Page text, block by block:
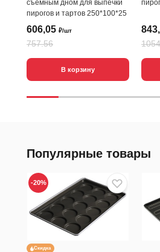
съемным дном для выпечки
пирогов и тартов 250*100*25
606,05 ₽/шт
757.56
В корзину
1054
Популярные товары
Скидка
-20%